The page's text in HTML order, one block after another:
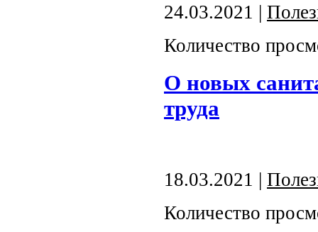
24.03.2021 |
Количество
О новых
труда
18.03.2021 |
Количество